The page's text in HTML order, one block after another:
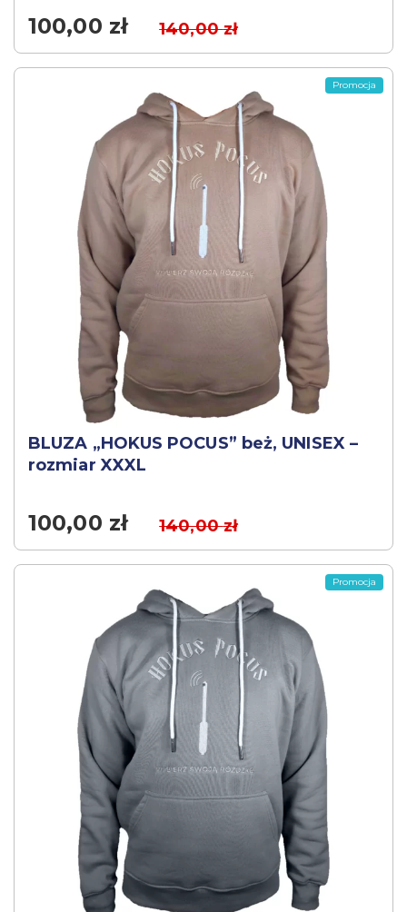
100,00 zł 140,00zł
BLUZA „HOKUS POCUS” beż, UNISEX –
rozmiar XXXL
Promocja
100,00 zł 140,00zł
Promocja